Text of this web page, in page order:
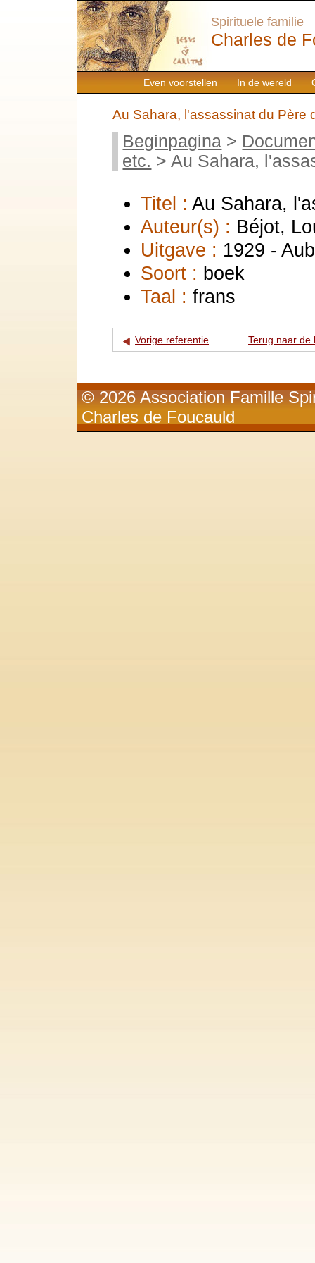
Even voorstellen In de wereld
Spirituele familie
Charles de
Au Sahara, l'assassinat du Père
Beginpagina >
etc. > Au Sahara,
Titel : Au Sahara,
Auteur(s) : Béjot,
Uitgave : 1929 -
Soort : boek
Taal : frans
Vorige referentie Terug naar de
© 2026 Association Famille
Charles de Foucauld